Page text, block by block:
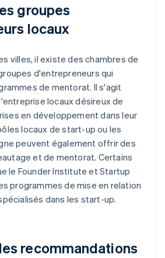
groupes
locaux
villes, il existe des chambres de
d'entrepreneurs qui
de mentorat. Il s'agit
locaux désireux de
en développement dans leur
locaux de start-up ou les
peuvent également offrir des
et de mentorat. Certains
le Founder Institute et Startup
programmes de mise en relation
dans les start-up.
recommandations